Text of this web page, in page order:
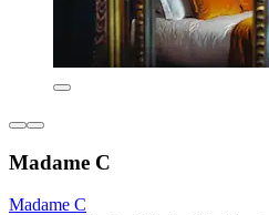
Madame C
Madame C